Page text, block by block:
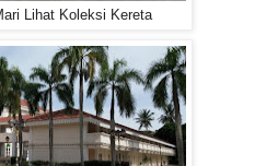
Lihat Koleksi Kereta